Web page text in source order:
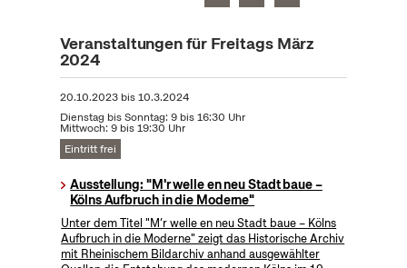
Veranstaltungen für Freitags März
2024
20.10.2023bis10.3.2024
Dienstag bis Sonntag: 9 bis 16:30 Uhr
Mittwoch: 9 bis 19:30 Uhr
Eintritt frei
Ausstellung: "M'r welle en neu Stadt baue –
Kölns Aufbruch in die Moderne"
Unter dem Titel "M’r welle en neu Stadt baue – Kölns
Aufbruch in die Moderne" zeigt das Historische Archiv
mit Rheinischem Bildarchiv anhand ausgewählter